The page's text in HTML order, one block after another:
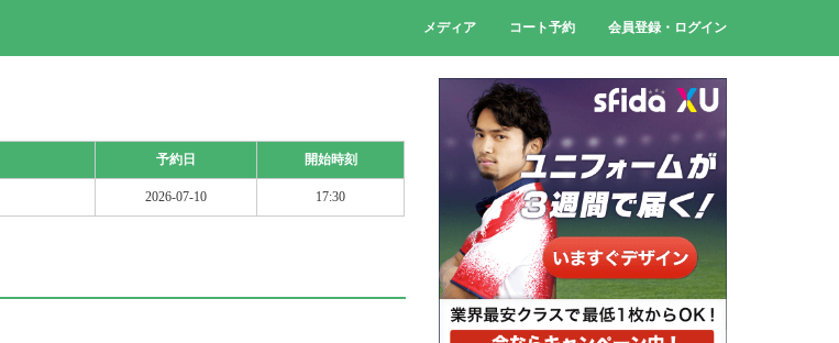
メディア コート予約 会員登録・ログイン
予約日 開始時刻
2026-07-10 17:30